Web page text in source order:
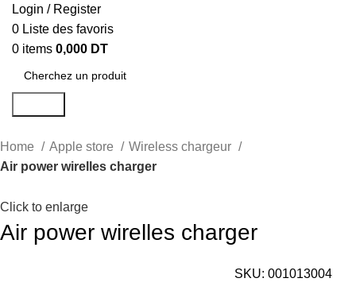
Login / Register
0 Liste des favoris
0 items 0,000 DT
Home Apple store
Wireless chargeur
Air power wirelles charger
Click to enlarge
Air power wirelles charger
SKU:001013004